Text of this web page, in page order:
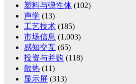
塑料与弹性体 (102)
声学 (13)
工艺技术 (185)
市场信息 (1,003)
感知交互 (65)
投资与并购 (118)
散热 (11)
显示屏 (313)